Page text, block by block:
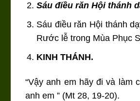
Sáu điều răn Hội thánh
Sáu điều răn Hội thánh
Rước lễ trong Mùa Phục
KINH THÁNH.
“Vậy anh em hãy đi và làm
anh em ” (Mt 28, 19-20).